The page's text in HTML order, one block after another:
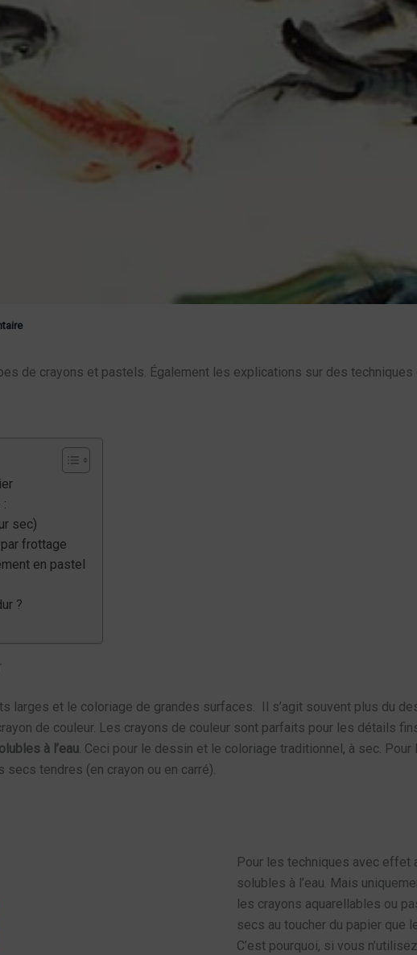
de crayons et pastels. Également les explications sur des
sec)
frottage
en pastel
?
et le coloriage de grandes surfaces. Il s’agit souvent plus du
de couleur. Les crayons de couleur sont parfaits pour les détails
à l’eau. Ceci pour le dessin et le coloriage traditionnel, à sec.
tendres (en crayon ou en carré).
Pour les techniques avec
solubles à l’eau. Mais
les crayons aquarellables ou
secs au toucher du papier que
C’est pourquoi, si vous